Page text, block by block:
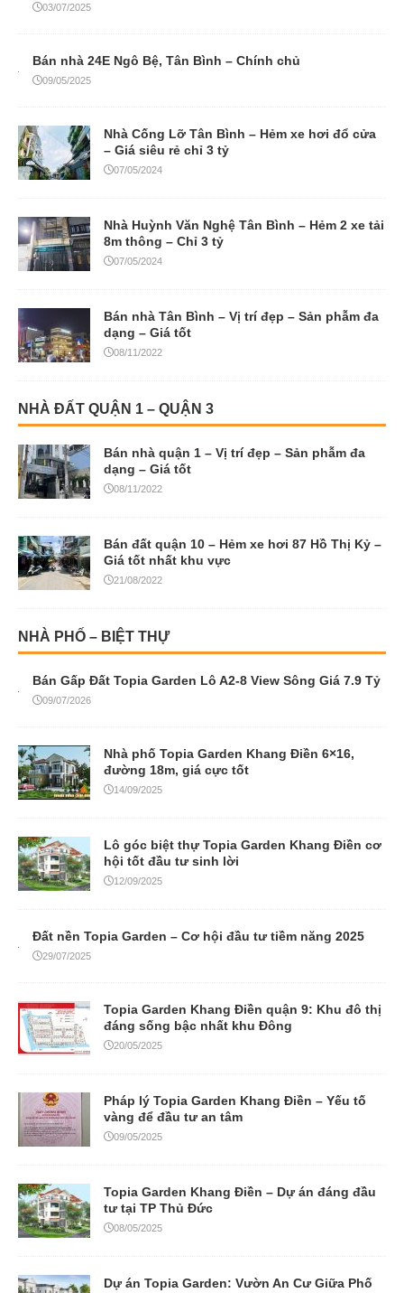
03/07/2025
Bán nhà 24E Ngô Bệ, Tân Bình – Chính chủ
09/05/2025
Nhà Cống Lỡ Tân Bình – Hẻm xe hơi đổ cửa
– Giá siêu rẻ chỉ 3 tỷ
07/05/2024
Nhà Huỳnh Văn Nghệ Tân Bình – Hẻm 2 xe tải
8m thông – Chỉ 3 tỷ
07/05/2024
Bán nhà Tân Bình – Vị trí đẹp – Sản phẫm đa
dạng – Giá tốt
08/11/2022
NHÀ ĐẤT QUẬN 1 – QUẬN 3
Bán nhà quận 1 – Vị trí đẹp – Sản phẫm đa
dạng – Giá tốt
08/11/2022
Bán đất quận 10 – Hẻm xe hơi 87 Hồ Thị Kỷ –
Giá tốt nhất khu vực
21/08/2022
NHÀ PHỐ – BIỆT THỰ
Bán Gấp Đất Topia Garden Lô A2-8 View Sông Giá 7.9 Tỷ
09/07/2026
Nhà phố Topia Garden Khang Điền 6×16,
đường 18m, giá cực tốt
14/09/2025
Lô góc biệt thự Topia Garden Khang Điền cơ
hội tốt đầu tư sinh lời
12/09/2025
Đất nền Topia Garden – Cơ hội đầu tư tiềm năng 2025
29/07/2025
Topia Garden Khang Điền quận 9: Khu đô thị
đáng sống bậc nhất khu Đông
20/05/2025
Pháp lý Topia Garden Khang Điền – Yếu tố
vàng để đầu tư an tâm
09/05/2025
Topia Garden Khang Điền – Dự án đáng đầu
tư tại TP Thủ Đức
08/05/2025
Dự án Topia Garden: Vườn An Cư Giữa Phố